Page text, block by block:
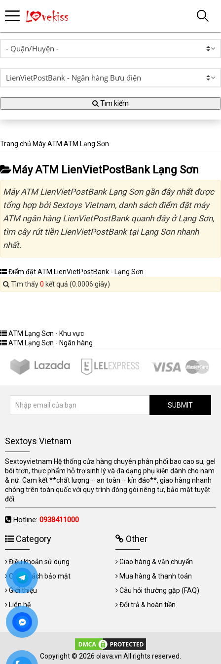
Tìm kiếm
Trang chủ Máy ATM ATM Lạng Sơn
Máy ATM LienVietPostBank Lạng Sơn
Máy ATM LienVietPostBank Lạng Sơn gần đây nhất được
tổng hợp bởi Sextoys Vietnam, danh sách điểm đặt máy
ATM ngân hàng LienVietPostBank quanh đây ở Lạng Sơn,
tìm cây rút tiền LienVietPostBank tại Lạng Sơn nhanh
nhất.
Điểm đặt ATM LienVietPostBank - Lạng Sơn
Tìm thấy0 kết quả (0.0006 giây)
ATM Lạng Sơn - Khu vực
ATM Lạng Sơn - Ngân hàng
SUBMIT
Sextoys Vietnam
Sextoyvietnam Hệ thống cửa hàng chuyên phân phối bao cao su, gel
bôi trơn, thực phẩm hỗ trợ sinh lý và đa dạng phụ kiện dành cho nam
& nữ. Cam kết **chất lượng – an toàn – kín đáo**, giao hàng nhanh
chóng trên toàn quốc với quy trình đóng gói riêng tư, bảo mật tuyệt
đối.
Hotline: 0938411000
Category
Điều khoản sử dụng
Chính sách bảo mật
Giới thiệu
Liên hệ
Other
Giao hàng & vận chuyển
Mua hàng & thanh toán
Câu hỏi thường gặp (FAQ)
Đổi trả & hoàn tiền
Copyright © 2026 olava.vn All rights reserved.